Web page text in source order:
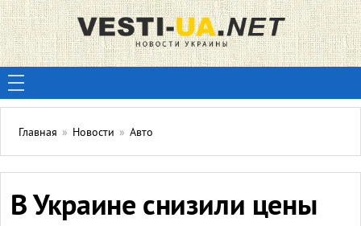
Главная » Новости » Авто
В Украине снизили цены